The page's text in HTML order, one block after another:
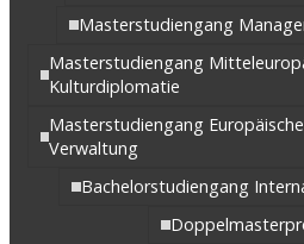
Masterstudiengang
Masterstudiengang
Kulturdiplomatie
Masterstudiengang
Verwaltung
Bachelorstudiengang